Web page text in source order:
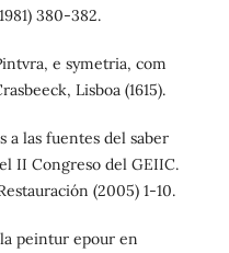
380-382.
e symetria, com
Lisboa (1615).
a las fuentes del saber
II Congreso del GEIIC.
(2005) 1-10.
peintur epour en